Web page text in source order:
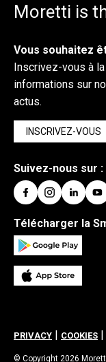
Moretti is
Vous souhaitez
Inscrivez-vous à
informations sur
actus.
INSCRIVEZ-VOUS
Suivez-nous sur :
Télécharger la
PRIVACY | COOKIES |
© Copyright 2026